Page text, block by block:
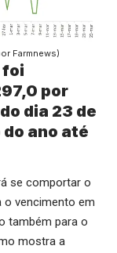
Farmnews)
foi
por
dia 23 de
ano até
se comportar o
vencimento em
também para o
mostra a